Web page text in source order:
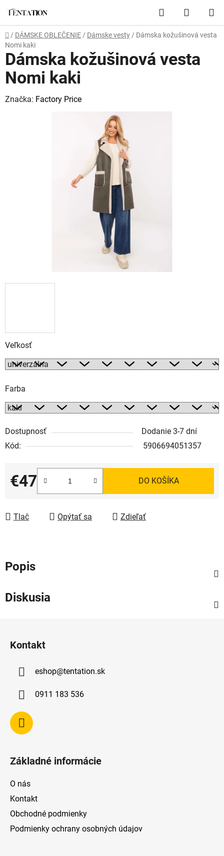
obsah
Hľadať
KOŠÍK
Domov
/ DÁMSKE OBLEČENIE / Dámske vesty / Dámska kožušinová vesta
Nomi kaki
Veľkosť
Farba
Dostupnosť
Dodanie 3-7 dní
Kód:
5906694051357
€47
Jednotková cena:
DO KOŠÍKA
Tlač Opýtať sa Zdieľať
Dámska kožušinová vesta
Nomi kaki
Značka: Factory Price
Popis
Diskusia
Kontakt
eshop@tentation.sk
0911 183 536
Základné informácie
O nás
Kontakt
Obchodné podmienky
Podmienky ochrany osobných údajov